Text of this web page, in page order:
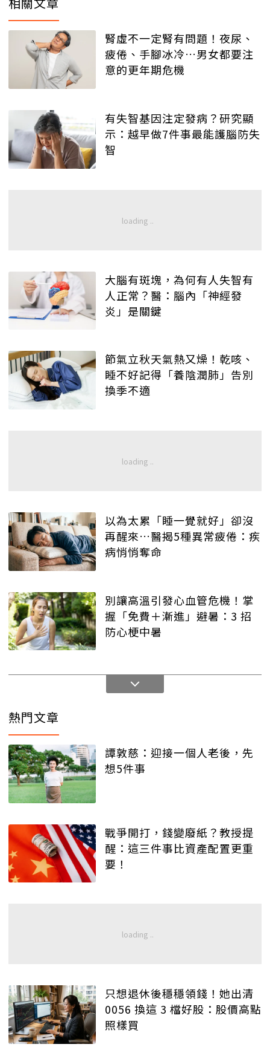
腎虛不一定腎有問題！夜尿、
疲倦、手腳冰冷…男女都要注
意的更年期危機
有失智基因注定發病？研究顯
示：越早做7件事最能護腦防失
智
大腦有斑塊，為何有人失智有
人正常？醫：腦內「神經發
炎」是關鍵
節氣立秋天氣熱又燥！乾咳、
睡不好記得「養陰潤肺」告別
換季不適
以為太累「睡一覺就好」卻沒
再醒來…醫揭5種異常疲倦：疾
病悄悄奪命
別讓高溫引發心血管危機！掌
握「免費＋漸進」避暑：3 招
防心梗中暑
熱門文章
譚敦慈：迎接一個人老後，先
想5件事
戰爭開打，錢變廢紙？教授提
醒：這三件事比資產配置更重
要！
只想退休後穩穩領錢！她出清
0056 換這 3 檔好股：股價高點
照樣買